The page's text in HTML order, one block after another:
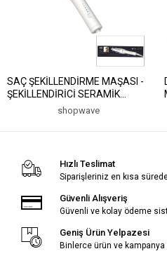
SAÇ ŞEKİLLENDİRME MAŞASI -
ŞEKİLLENDİRİCİ SERAMİK
KAPLAMA -140-160° SICAKLIK
360° DÖNEBİLEN KABLO 30W
shopwave
Hızlı Teslimat
Siparişleriniz en kısa
Güvenli Alışveriş
Güvenli ve kolay ödeme
Geniş Ürün Yelpazesi
Binlerce ürün ve